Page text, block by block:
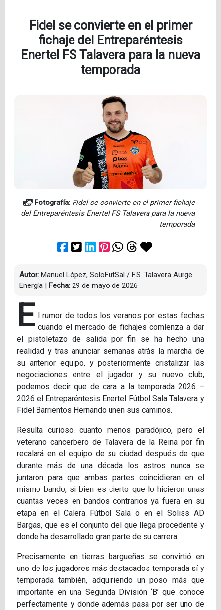
Fidel se convierte en el primer
fichaje del Entreparéntesis
Enertel FS Talavera para la nueva
temporada
Fotografía: Fidel se convierte en el primer fichaje
del Entreparéntesis Enertel FS Talavera para la nueva
temporada
Autor: Manuel López, SoloFutSal / F.S. Talavera Aurge
Energía | Fecha: 29 de mayo de 2026
E l rumor de todos los veranos por estas fechas
cuando el mercado de fichajes comienza a dar
el pistoletazo de salida por fin se ha hecho una
realidad y tras anunciar semanas atrás la marcha de
su anterior equipo, y posteriormente cristalizar las
negociaciones entre el jugador y su nuevo club,
podemos decir que de cara a la temporada 2026 –
2026 el Entreparéntesis Enertel Fútbol Sala Talavera y
Fidel Barrientos Hernando unen sus caminos.
Resulta curioso, cuanto menos paradójico, pero el
veterano cancerbero de Talavera de la Reina por fin
recalará en el equipo de su ciudad después de que
durante más de una década los astros nunca se
juntaron para que ambas partes coincidieran en el
mismo bando, si bien es cierto que lo hicieron unas
cuantas veces en bandos contrarios ya fuera en su
etapa en el Calera Fútbol Sala o en el Soliss AD
Bargas, que es el conjunto del que llega procedente y
donde ha desarrollado gran parte de su carrera.
Precisamente en tierras bargueñas se convirtió en
uno de los jugadores más destacados temporada sí y
temporada también, adquiriendo un poso más que
importante en una Segunda División ‘B’ que conoce
perfectamente y donde además pasa por ser uno de